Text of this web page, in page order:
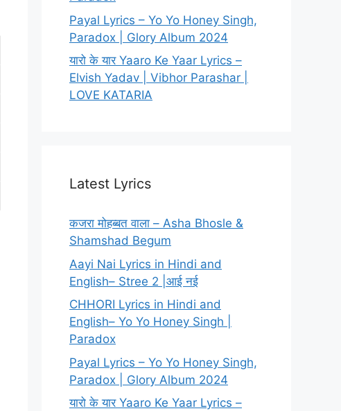
Payal Lyrics – Yo Yo Honey Singh,
Paradox | Glory Album 2024
यारो के यार Yaaro Ke Yaar Lyrics –
Elvish Yadav | Vibhor Parashar |
LOVE KATARIA
Latest Lyrics
कजरा मोहब्बत वाला – Asha Bhosle &
Shamshad Begum
Aayi Nai Lyrics in Hindi and
English– Stree 2 |आई नई
CHHORI Lyrics in Hindi and
English– Yo Yo Honey Singh |
Paradox
Payal Lyrics – Yo Yo Honey Singh,
Paradox | Glory Album 2024
यारो के यार Yaaro Ke Yaar Lyrics –